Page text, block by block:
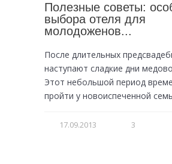
Полезные советы:
выбора отеля для
молодоженов...
После длительных
наступают сладкие дни
Этот небольшой период
пройти у новоиспеченной
17.09.2013 3